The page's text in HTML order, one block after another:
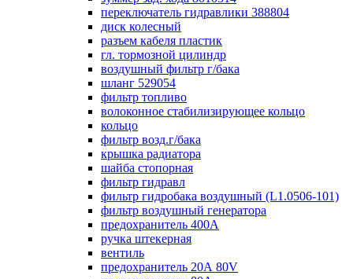
переключатель гидравлики 388804
диск колесный
разъем кабеля пластик
гл. тормозной цилиндр
воздушный фильтр г/бака
шланг 529054
фильтр топливо
волоконное стабилизирующее кольцо
кольцо
фильтр возд.г/бака
крышка радиатора
шайба стопорная
фильтр гидравл
фильтр гидробака воздушный (L1.0506-101)
фильтр воздушный генератора
предохранитель 400А
ручка штекерная
вентиль
предохранитель 20А 80V